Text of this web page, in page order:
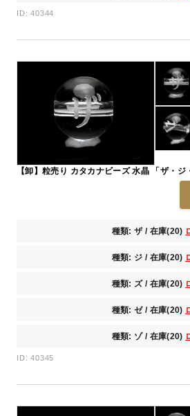
ID: 40344
【卸】粒売り カタカナビーズ 水晶 「ザ・
種類: ザ / 在庫(20)
種類: ジ / 在庫(20)
種類: ズ / 在庫(20)
種類: ゼ / 在庫(20)
種類: ゾ / 在庫(20)
ID: 40345